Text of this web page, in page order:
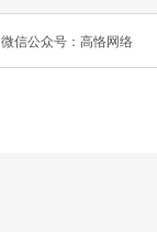
微信公众号：高恪网络